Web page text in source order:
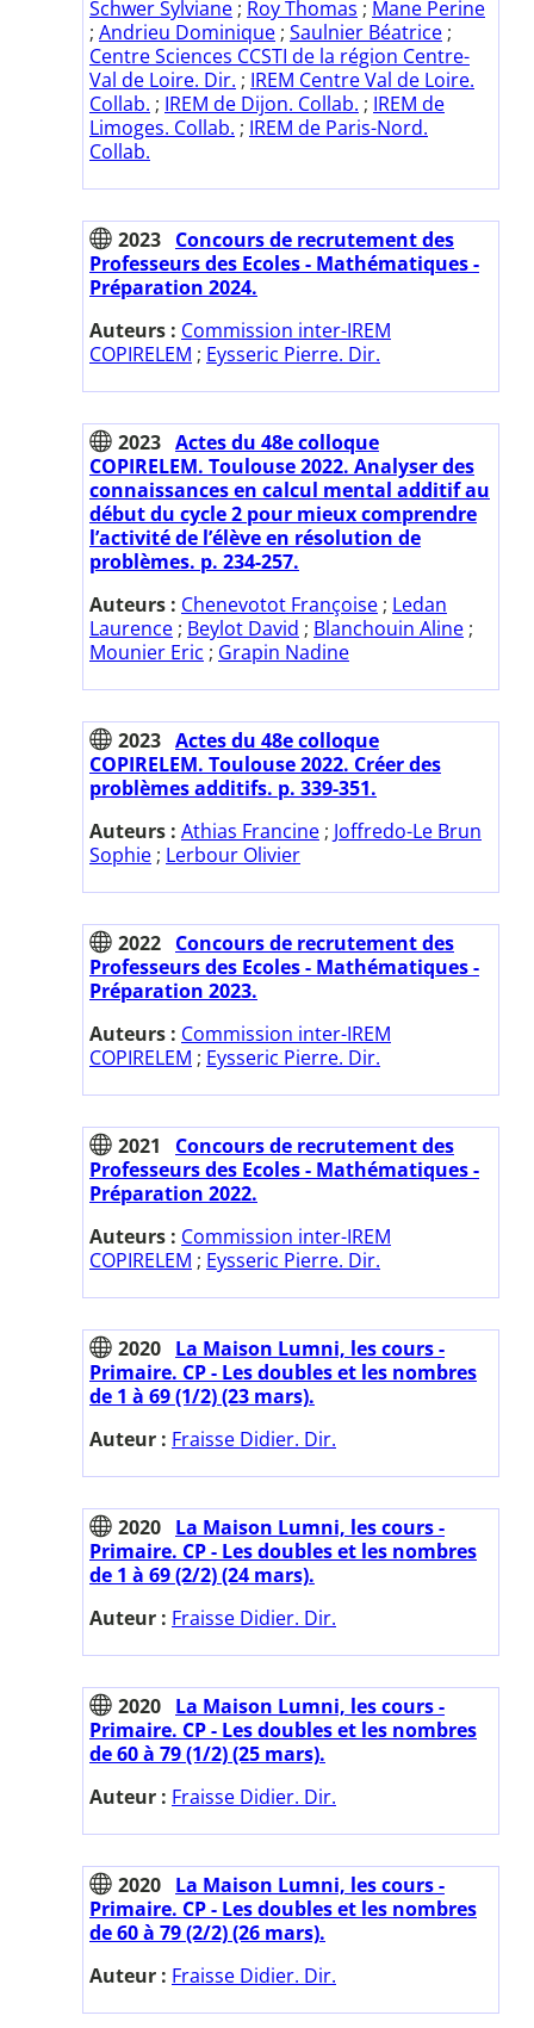
Schwer Sylviane ; Roy Thomas ; Mane Perine
; Andrieu Dominique ; Saulnier Béatrice ;
Centre Sciences CCSTI de la région Centre-
Val de Loire. Dir. ; IREM Centre Val de Loire.
Collab. ; IREM de Dijon. Collab. ; IREM de
Limoges. Collab. ; IREM de Paris-Nord.
Collab.
2023 Concours de recrutement des
Professeurs des Ecoles - Mathématiques -
Préparation 2024.
Auteurs : Commission inter-IREM
COPIRELEM ; Eysseric Pierre. Dir.
2023 Actes du 48e colloque
COPIRELEM. Toulouse 2022. Analyser des
connaissances en calcul mental additif au
début du cycle 2 pour mieux comprendre
l’activité de l’élève en résolution de
problèmes. p. 234-257.
Auteurs : Chenevotot Françoise ; Ledan
Laurence ; Beylot David ; Blanchouin Aline ;
Mounier Eric ; Grapin Nadine
2023 Actes du 48e colloque
COPIRELEM. Toulouse 2022. Créer des
problèmes additifs. p. 339-351.
Auteurs : Athias Francine ; Joffredo-Le Brun
Sophie ; Lerbour Olivier
2022 Concours de recrutement des
Professeurs des Ecoles - Mathématiques -
Préparation 2023.
Auteurs : Commission inter-IREM
COPIRELEM ; Eysseric Pierre. Dir.
2021
Concours de recrutement des
Professeurs des Ecoles - Mathématiques -
Préparation 2022.
Auteurs : Commission inter-IREM
COPIRELEM ; Eysseric Pierre. Dir.
2020 La Maison Lumni, les cours -
Primaire. CP - Les doubles et les nombres
de 1 à 69 (1/2) (23 mars).
Auteur : Fraisse Didier. Dir.
2020 La Maison Lumni, les cours -
Primaire. CP - Les doubles et les nombres
de 1 à 69 (2/2) (24 mars).
Auteur : Fraisse Didier. Dir.
2020 La Maison Lumni, les cours -
Primaire. CP - Les doubles et les nombres
de 60 à 79 (1/2) (25 mars).
Auteur : Fraisse Didier. Dir.
2020 La Maison Lumni, les cours -
Primaire. CP - Les doubles et les nombres
de 60 à 79 (2/2) (26 mars).
Auteur : Fraisse Didier. Dir.